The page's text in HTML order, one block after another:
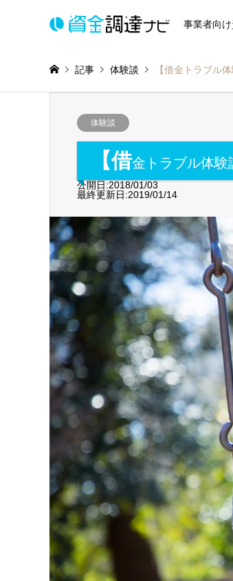
事業者向
記事 体験談 【借金トラブル
体験談
【借金トラブル体験
公開日:2018/01/03
最終更新日:2019/01/14